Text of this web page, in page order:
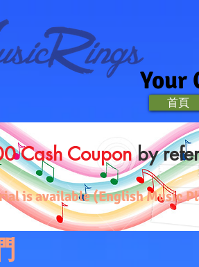
Your
Home
首頁
is available (English Music
Cash Couponby